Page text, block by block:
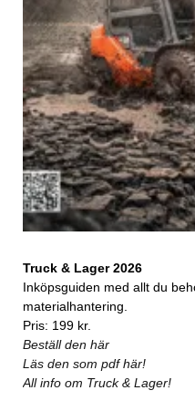
Truck & Lager 2026
Inköpsguiden med allt du
materialhantering.
Pris: 199 kr.
Beställ den här
Läs den som pdf här!
All info om Truck & Lager!